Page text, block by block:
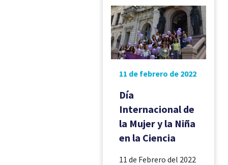
11 de febrero de 2022
Día
Internacional de
la Mujer y la Niña
en la Ciencia
11 de Febrero del 2022